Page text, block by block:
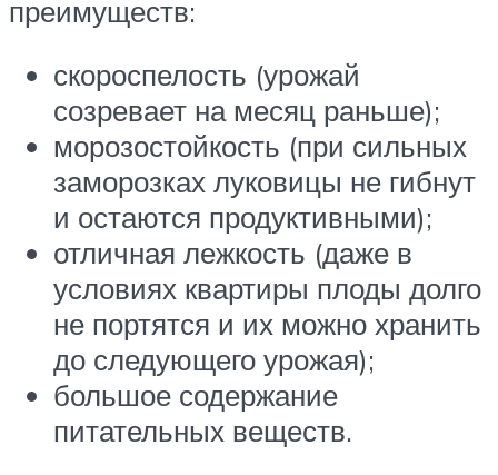
преимуществ:
скороспелость (урожай
созревает на месяц раньше);
морозостойкость (при сильных
заморозках луковицы не гибнут
и остаются продуктивными);
отличная лежкость (даже в
условиях квартиры плоды долго
не портятся и их можно хранить
до следующего урожая);
большое содержание
питательных веществ.